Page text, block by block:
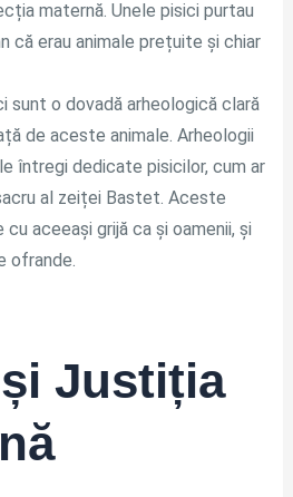
maternă. Unele pisici purtau
că erau animale prețuite și chiar
sunt o dovadă arheologică clară
de aceste animale. Arheologii
întregi dedicate pisicilor, cum ar
al zeiței Bastet. Aceste
aceeași grijă ca și oamenii, și
ofrande.
Justiția